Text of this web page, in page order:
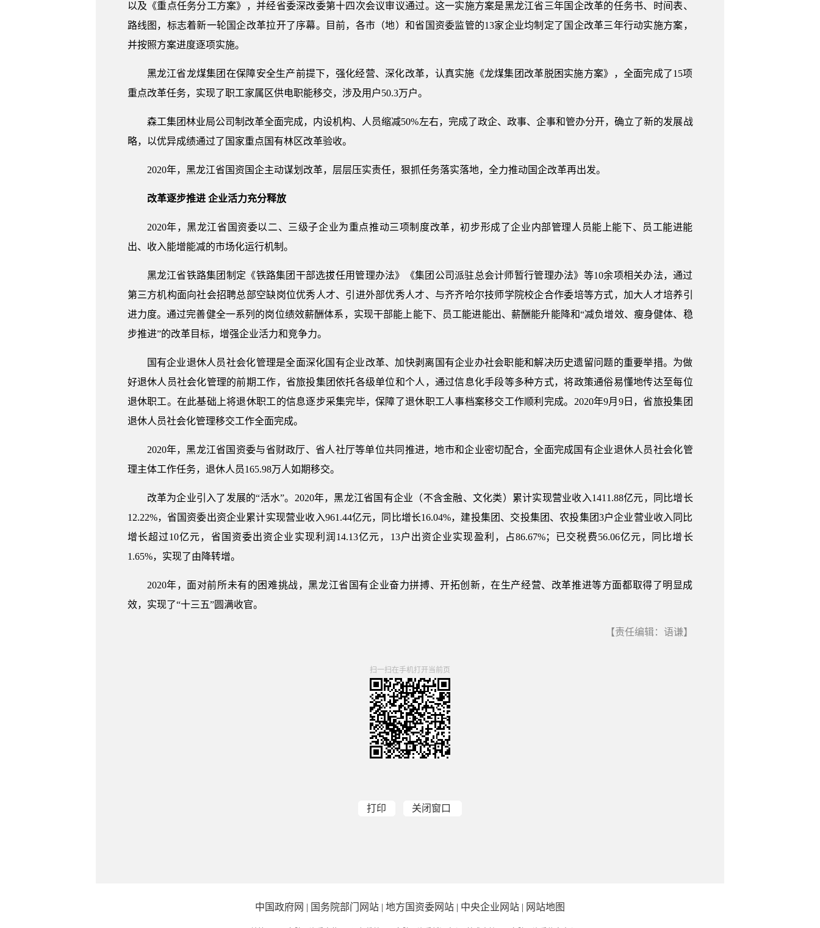
以及《重点任务分工方案》，并经省委深改委第十四次会议审议通过。这一实施方案是黑龙江省三年国企改革的任务书、时间表、
路线图，标志着新一轮国企改革拉开了序幕。目前，各市（地）和省国资委监管的13家企业均制定了国企改革三年行动实施方案，
并按照方案进度逐项实施。
黑龙江省龙煤集团在保障安全生产前提下，强化经营、深化改革，认真实施《龙煤集团改革脱困实施方案》，全面完成了15项
重点改革任务，实现了职工家属区供电职能移交，涉及用户50.3万户。
森工集团林业局公司制改革全面完成，内设机构、人员缩减50%左右，完成了政企、政事、企事和管办分开，确立了新的发展战
略，以优异成绩通过了国家重点国有林区改革验收。
2020年，黑龙江省国资国企主动谋划改革，层层压实责任，狠抓任务落实落地，全力推动国企改革再出发。
改革逐步推进 企业活力充分释放
2020年，黑龙江省国资委以二、三级子企业为重点推动三项制度改革，初步形成了企业内部管理人员能上能下、员工能进能
出、收入能增能减的市场化运行机制。
黑龙江省铁路集团制定《铁路集团干部选拔任用管理办法》《集团公司派驻总会计师暂行管理办法》等10余项相关办法，通过
第三方机构面向社会招聘总部空缺岗位优秀人才、引进外部优秀人才、与齐齐哈尔技师学院校企合作委培等方式，加大人才培养引
进力度。通过完善健全一系列的岗位绩效薪酬体系，实现干部能上能下、员工能进能出、薪酬能升能降和“减负增效、瘦身健体、稳
步推进”的改革目标，增强企业活力和竞争力。
国有企业退休人员社会化管理是全面深化国有企业改革、加快剥离国有企业办社会职能和解决历史遗留问题的重要举措。为做
好退休人员社会化管理的前期工作，省旅投集团依托各级单位和个人，通过信息化手段等多种方式，将政策通俗易懂地传达至每位
退休职工。在此基础上将退休职工的信息逐步采集完毕，保障了退休职工人事档案移交工作顺利完成。2020年9月9日，省旅投集团
退休人员社会化管理移交工作全面完成。
2020年，黑龙江省国资委与省财政厅、省人社厅等单位共同推进，地市和企业密切配合，全面完成国有企业退休人员社会化管
理主体工作任务，退休人员165.98万人如期移交。
改革为企业引入了发展的“活水”。2020年，黑龙江省国有企业（不含金融、文化类）累计实现营业收入1411.88亿元，同比增长
12.22%，省国资委出资企业累计实现营业收入961.44亿元，同比增长16.04%，建投集团、交投集团、农投集团3户企业营业收入同比
增长超过10亿元，省国资委出资企业实现利润14.13亿元，13户出资企业实现盈利，占86.67%；已交税费56.06亿元，同比增长
1.65%，实现了由降转增。
2020年，面对前所未有的困难挑战，黑龙江省国有企业奋力拼搏、开拓创新，在生产经营、改革推进等方面都取得了明显成
效，实现了“十三五”圆满收官。
【责任编辑：语谦】
扫一扫在手机打开当前页
打印 关闭窗口